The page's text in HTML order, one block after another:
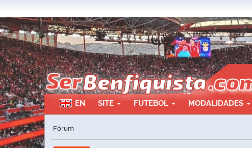
EN SITE FUTEBOL MODALIDADES
Fórum